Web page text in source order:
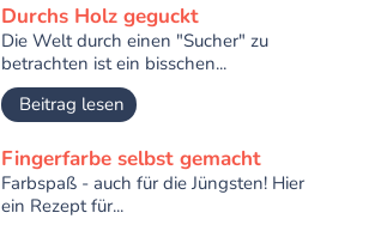
Durchs Holz geguckt
Die Welt durch einen "Sucher" zu
betrachten ist ein bisschen...
Beitrag lesen
Fingerfarbe selbst gemacht
Farbspaß - auch für die Jüngsten! Hier
ein Rezept für...